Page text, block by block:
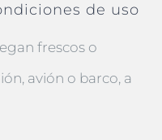
de uso
frescos o
avión o barco, a